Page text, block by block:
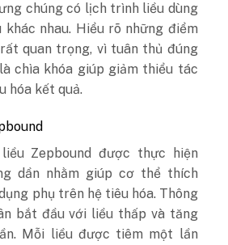
chúng có lịch trình liều dùng
nhau. Hiểu rõ những điểm
quan trọng, vì tuân thủ đúng
chìa khóa giúp giảm thiểu tác
hóa kết quả.
Zepbound được thực hiện
dần nhằm giúp cơ thể thích
phụ trên hệ tiêu hóa. Thông
bắt đầu với liều thấp và tăng
Mỗi liều được tiêm một lần